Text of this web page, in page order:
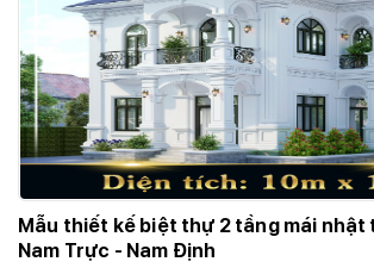
Mẫu thiết kế biệt thự 2 tầng mái nhật
Nam Trực - Nam Định